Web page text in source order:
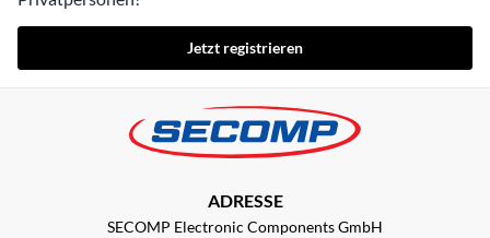
Jetzt registrieren
ADRESSE
SECOMP Electronic Components GmbH